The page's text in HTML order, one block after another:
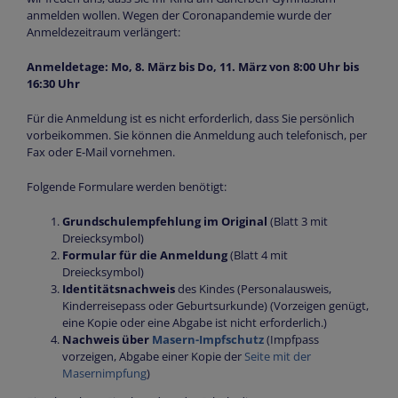
anmelden wollen. Wegen der Coronapandemie wurde der
Anmeldezeitraum verlängert:
Anmeldetage: Mo, 8. März bis Do, 11. März von 8:00 Uhr bis
16:30 Uhr
Für die Anmeldung ist es nicht erforderlich, dass Sie persönlich
vorbeikommen. Sie können die Anmeldung auch telefonisch, per
Fax oder E-Mail vornehmen.
Folgende Formulare werden benötigt:
Grundschulempfehlung im Original (Blatt 3 mit
Dreiecksymbol)
Formular für die Anmeldung(Blatt 4 mit
Dreiecksymbol)
Identitätsnachweisdes Kindes (Personalausweis,
Kinderreisepass oder Geburtsurkunde) (Vorzeigen genügt,
eine Kopie oder eine Abgabe ist nicht erforderlich.)
Nachweis über Masern-Impfschutz(Impfpass
vorzeigen, Abgabe einer Kopie der Seite mit der
Masernimpfung)